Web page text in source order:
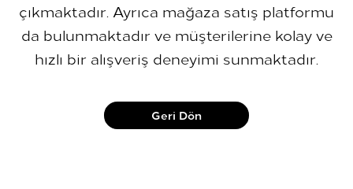
çıkmaktadır. Ayrıca mağaza satış platformu
da bulunmaktadır ve müşterilerine kolay ve
hızlı bir alışveriş deneyimi sunmaktadır.
Geri Dön